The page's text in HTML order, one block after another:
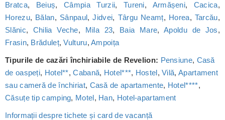
Bratca, Beiuș, Câmpia Turzii, Tureni, Armășeni, Cacica,
Horezu, Bălan, Sânpaul,Jidvei, Târgu Neamț, Horea, Tarcău,
Slănic, Chilia Veche, Mila 23, Baia Mare,Apoldu de Jos,
Frasin, Brăduleț,Vulturu,Ampoița
Tipurile de cazări închiriabile de Revelion: Pensiune, Casă
de oaspeți, Hotel**,Cabană, Hotel***, Hostel,Vilă, Apartament
sau cameră de închiriat, Casă de apartamente, Hotel****,
Căsuțe tip camping, Motel, Han, Hotel-apartament
Informații despre tichete și card de vacanță